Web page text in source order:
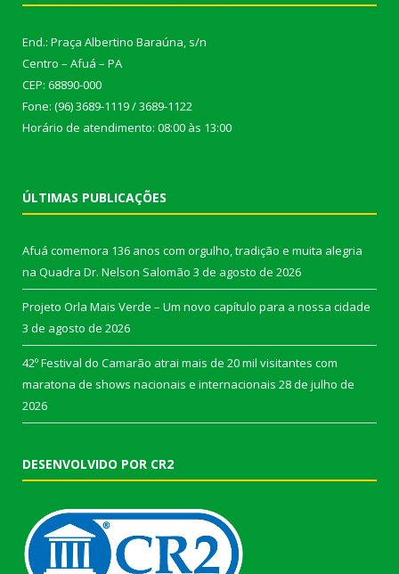
End.: Praça Albertino Baraúna, s/n
Centro – Afuá – PA
CEP: 68890-000
Fone: (96) 3689-1119 / 3689-1122
Horário de atendimento: 08:00 às 13:00
ÚLTIMAS PUBLICAÇÕES
Afuá comemora 136 anos com orgulho, tradição e muita alegria
na Quadra Dr. Nelson Salomão 3 de agosto de 2026
Projeto Orla Mais Verde – Um novo capítulo para a nossa cidade
3 de agosto de 2026
42º Festival do Camarão atrai mais de 20 mil visitantes com
maratona de shows nacionais e internacionais 28 de julho de
2026
DESENVOLVIDO POR CR2